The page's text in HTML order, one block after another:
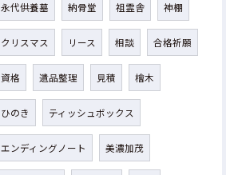
永代供養墓 納骨堂 祖霊舎 神棚
クリスマス リース 相談 合格祈願
資格 遺品整理 見積 檜木
ひのき ティッシュボックス
エンディングノート 美濃加茂